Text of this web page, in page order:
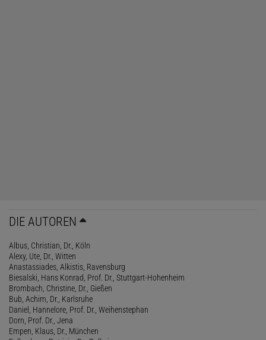
DIE AUTOREN
Albus, Christian, Dr., Köln
Alexy, Ute, Dr., Witten
Anastassiades, Alkistis, Ravensburg
Biesalski, Hans Konrad, Prof. Dr., Stuttgart-Hohenheim
Brombach, Christine, Dr., Gießen
Bub, Achim, Dr., Karlsruhe
Daniel, Hannelore, Prof. Dr., Weihenstephan
Dorn, Prof. Dr., Jena
Empen, Klaus, Dr., München